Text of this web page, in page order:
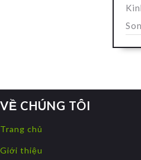
VỀ CHÚNG TÔI
Trang chủ
Giới thiệu